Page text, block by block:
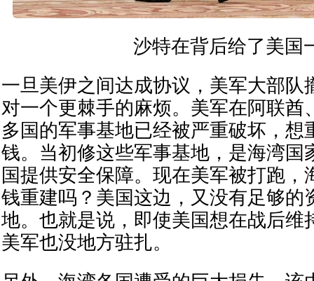
沙特在背后给了美国
一旦美伊之间达成协议，美军大部队
对一个更棘手的麻烦。美军在阿联酋
多国的军事基地已经被严重破坏，想
钱。当初修这些军事基地，是海湾国
国提供安全保障。现在美军被打跑，
钱重建吗？美国这边，又没有足够的
地。也就是说，即使美国想在战后维
美军也没地方驻扎。